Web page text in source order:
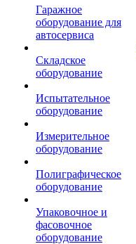
Гаражное
оборудование для
автосервиса
Складское
оборудование
Испытательное
оборудование
Измерительное
оборудование
Полиграфическое
оборудование
Упаковочное и
фасовочное
оборудование